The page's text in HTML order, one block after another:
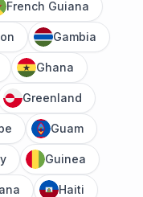
French Guiana
Gambia
Ghana
Greenland
Guam
Guinea
Haiti